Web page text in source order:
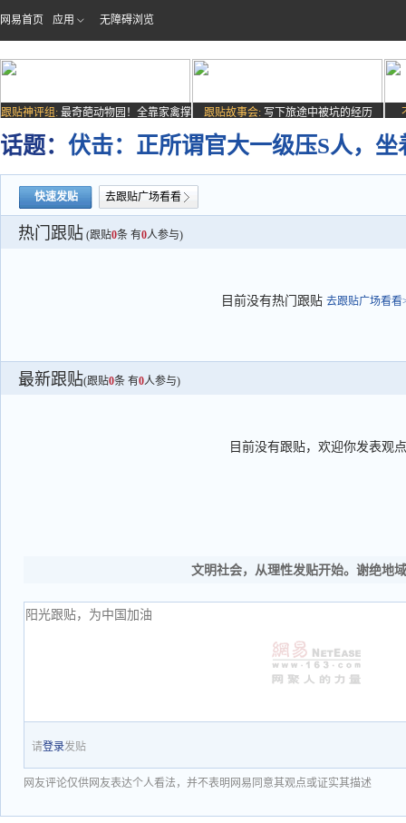
网易首页 应用 无障碍浏览
跟贴神评组: 最奇葩动物园！全靠家禽撑
场子
跟贴故事会: 写下旅途中被坑的经历
话题： 伏击：正所谓官大一级压S人，
快速发贴 去跟贴广场看看
热门跟贴 (跟贴0条 有0人参与)
目前没有热门跟贴 去跟贴广场看看
最新跟贴(跟贴0条 有0人参与)
目前没有跟贴，欢迎你发表观点
文明社会，从理性发贴开始。谢绝地
请登录发贴
网友评论仅供网友表达个人看法，并不表明网易同意其观点或证实其描述